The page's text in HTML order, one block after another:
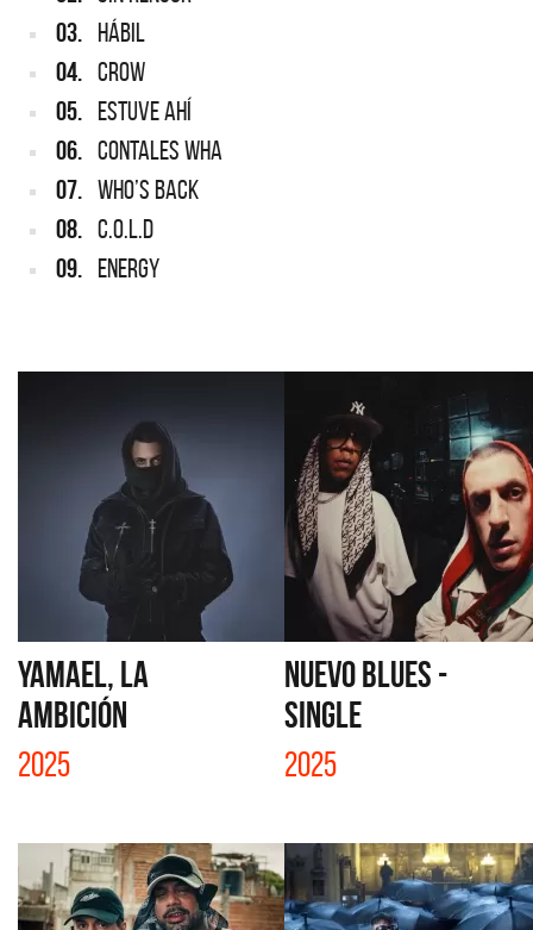
03. HÁBIL
04. CROW
05. ESTUVE AHÍ
06. CONTALES WHA
07. WHO’S BACK
08. C.O.L.D
09. ENERGY
YAMAEL, LA
AMBICIÓN
2025
NUEVO BLUES -
SINGLE
2025